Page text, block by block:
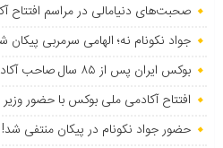
صحبت‌های دنیامالی در مراسم افتتاح
جواد نکونام نه؛ الهامی سرمربی پیکان
بوکس ایران پس از ۸۵ سال صاحب آکادمی تیم های ملی شد
افتتاح آکادمی ملی بوکس با حضور
حضور جواد نکونام در پیکان منتفی شد!